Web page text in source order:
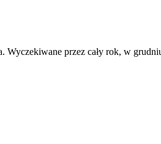
przez cały rok, w